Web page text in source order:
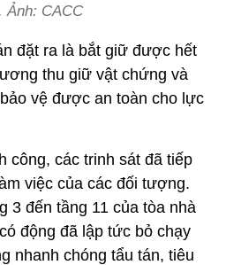
Ảnh: CACC
đặt ra là bắt giữ được hết
thu giữ vật chứng và
vệ được an toàn cho lực
công, các trinh sát đã tiếp
việc của các đối tượng.
3 đến tầng 11 của tòa nhà
động đã lập tức bỏ chạy
nhanh chóng tẩu tán, tiêu